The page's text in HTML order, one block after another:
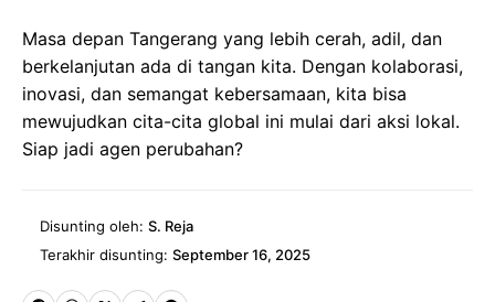
Masa depan Tangerang yang lebih cerah, adil, dan
berkelanjutan ada di tangan kita. Dengan kolaborasi,
inovasi, dan semangat kebersamaan, kita bisa
mewujudkan cita-cita global ini mulai dari aksi lokal.
Siap jadi agen perubahan?
Disunting oleh: S. Reja
Terakhir disunting: September 16, 2025